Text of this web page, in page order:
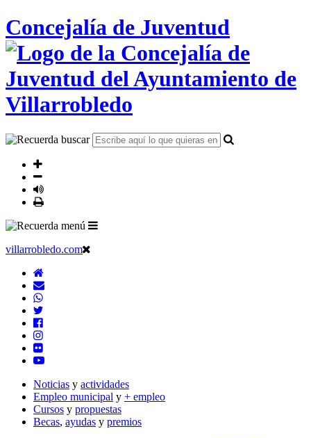
Concejalía de Juventud
villarrobledo.com
Noticias y actividades
Empleo municipal y + empleo
Cursos y propuestas
Becas, ayudas y premios